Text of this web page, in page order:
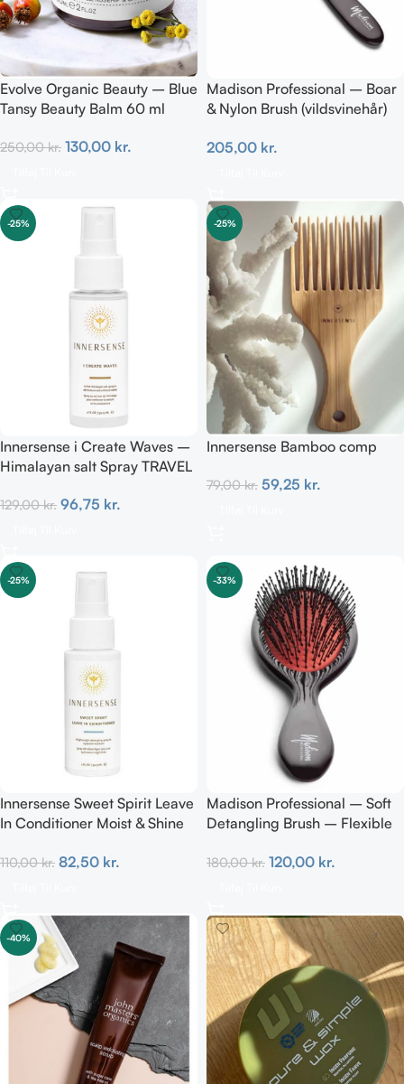
Evolve Organic Beauty – Blue
Tansy Beauty Balm 60 ml
250,00kr. 130,00 kr.
Madison Professional – Boar
& Nylon Brush (vildsvinehår)
205,00 kr.
-25%
Innersense i Create Waves –
Himalayan salt Spray TRAVEL
129,00kr. 96,75 kr.
-25%
Innersense Bamboo comp
79,00kr. 59,25 kr.
-25%
Innersense Sweet Spirit Leave
In Conditioner Moist & Shine
110,00kr. 82,50 kr.
-33%
Madison Professional – Soft
Detangling Brush – Flexible
180,00kr. 120,00 kr.
-40%